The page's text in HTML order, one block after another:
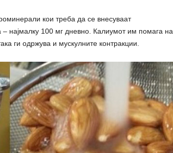
кои треба да се внесуваат
– најмалку 100 мг дневно. Калиумот им помага на
ги одржува и мускулните контpaкции.